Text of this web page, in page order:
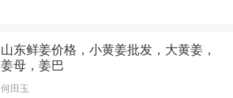
山东鲜姜价格，小黄姜批发，大黄姜，
姜母，姜巴
何田玉